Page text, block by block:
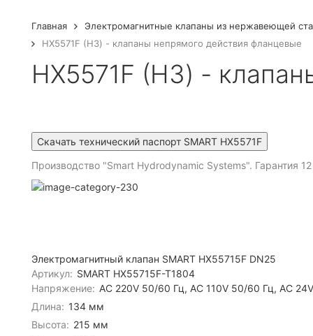
Главная
Электромагнитные клапаны из нержавеющей
HX5571F (НЗ) - клапаны непрямого действия фланцевые
HX5571F (НЗ) -
Производство "Smart Hydrodynamic Systems". Гарантия
Электромагнитный клапан SMART HX55715F DN25
Артикул: SMART HX55715F-T1804
Напряжение: AC 220V 50/60 Гц, AC 110V 50/60 Гц, AC
Длина: 134 мм
Высота: 215 мм